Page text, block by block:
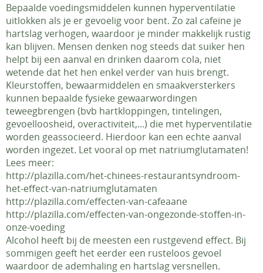
Bepaalde voedingsmiddelen kunnen hyperventilatie
uitlokken als je er gevoelig voor bent. Zo zal cafeïne je
hartslag verhogen, waardoor je minder makkelijk rustig
kan blijven. Mensen denken nog steeds dat suiker hen
helpt bij een aanval en drinken daarom cola, niet
wetende dat het hen enkel verder van huis brengt.
Kleurstoffen, bewaarmiddelen en smaakversterkers
kunnen bepaalde fysieke gewaarwordingen
teweegbrengen (bvb hartkloppingen, tintelingen,
gevoelloosheid, overactiviteit,...) die met hyperventilatie
worden geassocieerd. Hierdoor kan een echte aanval
worden ingezet. Let vooral op met natriumglutamaten!
Lees meer:
http://plazilla.com/het-chinees-restaurantsyndroom-
het-effect-van-natriumglutamaten
http://plazilla.com/effecten-van-cafeaane
http://plazilla.com/effecten-van-ongezonde-stoffen-in-
onze-voeding
Alcohol heeft bij de meesten een rustgevend effect. Bij
sommigen geeft het eerder een rusteloos gevoel
waardoor de ademhaling en hartslag versnellen.